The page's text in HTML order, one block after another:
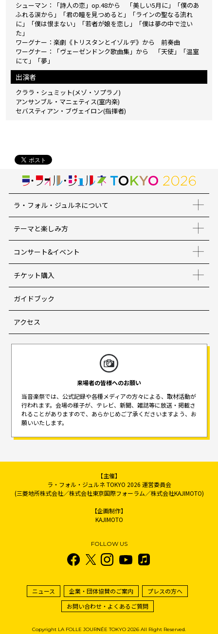
シューマン：「詩人の恋」op.48から 「美しい5月に」「僕のあ
ふれる涙から」「君の瞳を見つめると」「ラインの聖なる流れ
に」「僕は恨まない」「若者が娘を恋し」「僕は夢の中で泣い
た」
ワーグナー：楽劇《トリスタンとイゾルデ》から 前奏曲
ワーグナー：「ヴェーゼンドンク歌曲集」から 「天使」「温室
にて」「夢」
出演者
クララ・シュミット(メゾ・ソプラノ)
アンサンブル・マニェティス(室内楽)
セバスティアン・ブヴェイロン(指揮者)
ラ・フォル・ジュルネについて
テーマと楽しみ方
コンサート&イベント
チケット購入
ガイドブック
アクセス
来場者の皆様へのお願い
当音楽祭では、公式記録や各種メディアの方々による、取材活動が
行われます。 会場の様子が、テレビ、新聞、雑誌等に放送・掲載さ
れることがありますので、 あらかじめご了承くださいますよう、お
願いいたします。
【主催】
ラ・フォル・ジュルネ TOKYO 2026 運営委員会
(三菱地所株式会社／株式会社東京国際フォーラム／株式会社KAJIMOTO)
【企画制作】
KAJIMOTO
FOLLOW US
ニュース 企業・団体協賛のご案内
プレスの方へ
お問い合わせ・よくあるご質問
Copyright LA FOLLE JOURNÉE TOKYO 2026 All Right Reserved.